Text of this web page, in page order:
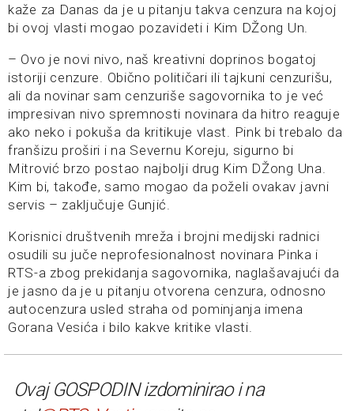
kaže za Danas da je u pitanju takva cenzura na kojoj
bi ovoj vlasti mogao pozavideti i Kim DŽong Un.
– Ovo je novi nivo, naš kreativni doprinos bogatoj
istoriji cenzure. Obično političari ili tajkuni cenzurišu,
ali da novinar sam cenzuriše sagovornika to je već
impresivan nivo spremnosti novinara da hitro reaguje
ako neko i pokuša da kritikuje vlast. Pink bi trebalo da
franšizu proširi i na Severnu Koreju, sigurno bi
Mitrović brzo postao najbolji drug Kim DŽong Una.
Kim bi, takođe, samo mogao da poželi ovakav javni
servis – zaključuje Gunjić.
Korisnici društvenih mreža i brojni medijski radnici
osudili su juče neprofesionalnost novinara Pinka i
RTS-a zbog prekidanja sagovornika, naglašavajući da
je jasno da je u pitanju otvorena cenzura, odnosno
autocenzura usled straha od pominjanja imena
Gorana Vesića i bilo kakve kritike vlasti.
Ovaj GOSPODIN izdominirao i na